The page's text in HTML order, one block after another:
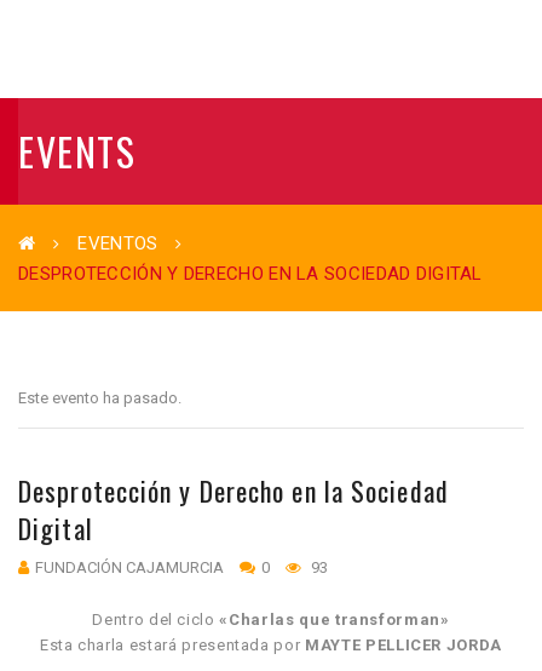
EVENTS
EVENTOS
DESPROTECCIÓN Y DERECHO EN LA SOCIEDAD DIGITAL
Este evento ha pasado.
Desprotección y Derecho en la Sociedad
Digital
FUNDACIÓN CAJAMURCIA 0 93
Dentro del ciclo«Charlas que transforman»
Esta charla estará presentada por MAYTE PELLICER JORDA